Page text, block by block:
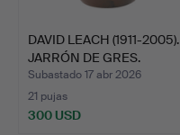
DAVID LEACH (1911-2005).
JARRÓN DE GRES.
Subastado 17 abr 2026
21 pujas
300 USD